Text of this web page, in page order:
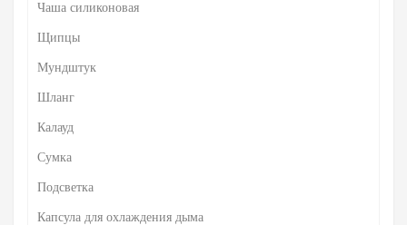
Чаша силиконовая
Щипцы
Мундштук
Шланг
Калауд
Сумка
Подсветка
Капсула для охлаждения дыма